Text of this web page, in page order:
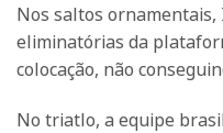
Nos saltos
eliminatórias da
colocação, não
No triatlo, a equipe